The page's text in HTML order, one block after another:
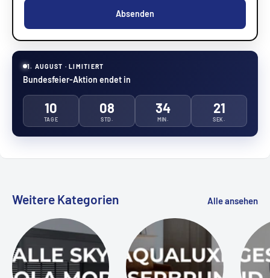
Absenden
1. AUGUST · LIMITIERT
Bundesfeier-Aktion endet in
10
TAGE
08
STD.
34
MIN.
20
SEK.
Weitere Kategorien Alle ansehen